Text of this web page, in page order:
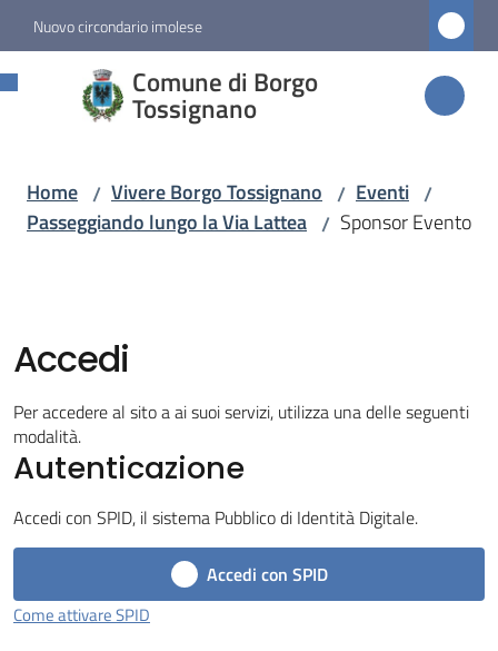
Vai al contenuto
Vai alla navigazione
Vai al footer
Nuovo circondario imolese
Comune di Borgo
Tossignano
Comune di
Borgo
Amministrazione
Servizi
Vivere
Borgo
Menu selezionato
Home / Vivere Borgo Tossignano / Eventi /
Passeggiando lungo la Via Lattea / Sponsor Evento
Accedi
Per accedere al sito a ai suoi servizi, utilizza una delle seguenti
modalità.
Autenticazione
Accedi con SPID, il sistema Pubblico di Identità Digitale.
Accedi con SPID
Come attivare SPID